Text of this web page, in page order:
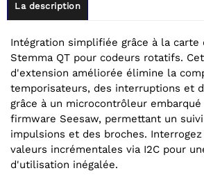
La description
Intégration simplifiée grâce à la carte
Stemma QT pour codeurs rotatifs.
d'extension améliorée élimine la
temporisateurs, des interruptions et
grâce à un microcontrôleur
firmware Seesaw, permettant un
impulsions et des broches.
valeurs incrémentales via I2C pour
d'utilisation inégalée.